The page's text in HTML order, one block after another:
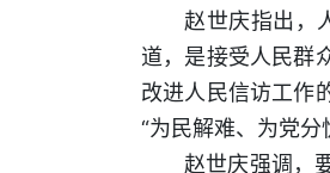
赵世庆指出，
道，是接受人民群
改进人民信访工作
“为民解难、为党分
赵世庆强调，